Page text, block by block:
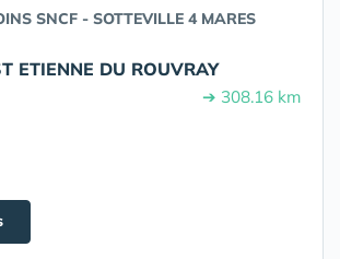
SNCF - SOTTEVILLE 4 MARES
ETIENNE DU ROUVRAY
➔ 308.16 km